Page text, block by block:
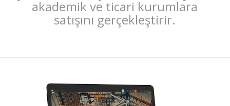
akademik ve ticari kurumlara
satışını gerçekleştirir.